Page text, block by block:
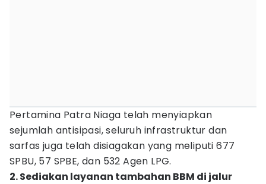
Pertamina Patra Niaga telah menyiapkan
sejumlah antisipasi, seluruh infrastruktur dan
sarfas juga telah disiagakan yang meliputi 677
SPBU, 57 SPBE, dan 532 Agen LPG.
2. Sediakan layanan tambahan BBM di jalur